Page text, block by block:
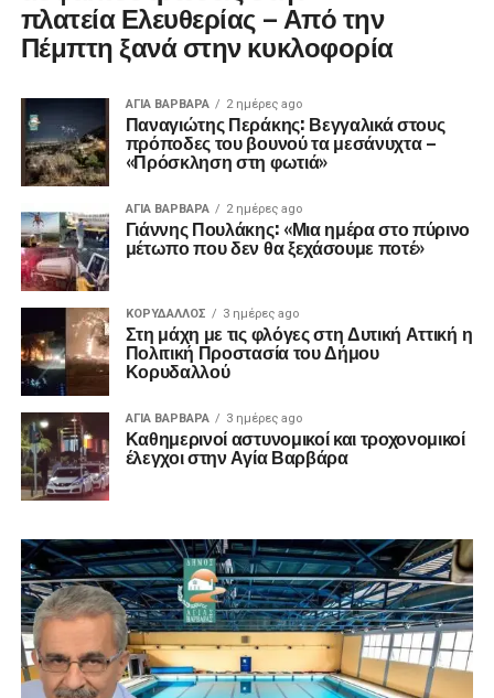
πλατεία Ελευθερίας – Από την
Πέμπτη ξανά στην κυκλοφορία
ΑΓΙΑ ΒΑΡΒΑΡΑ 2 ημέρες ago
Παναγιώτης Περάκης: Βεγγαλικά στους
πρόποδες του βουνού τα μεσάνυχτα –
«Πρόσκληση στη φωτιά»
ΑΓΙΑ ΒΑΡΒΑΡΑ 2 ημέρες ago
Γιάννης Πουλάκης: «Μια ημέρα στο πύρινο
μέτωπο που δεν θα ξεχάσουμε ποτέ»
ΚΟΡΥΔΑΛΛΟΣ 3 ημέρες ago
Στη μάχη με τις φλόγες στη Δυτική Αττική η
Πολιτική Προστασία του Δήμου
Κορυδαλλού
ΑΓΙΑ ΒΑΡΒΑΡΑ 3 ημέρες ago
Καθημερινοί αστυνομικοί και τροχονομικοί
έλεγχοι στην Αγία Βαρβάρα